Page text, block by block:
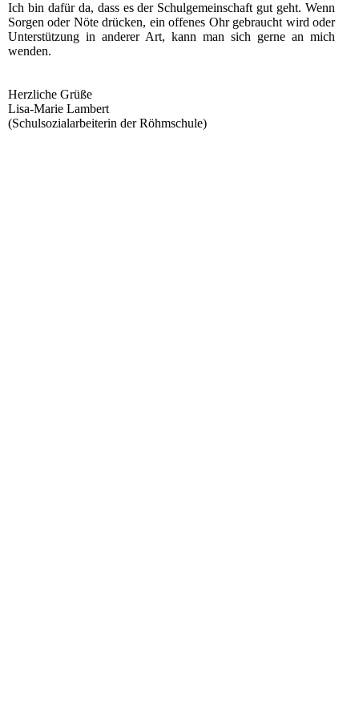
Ich bin dafür da, dass es der Schulgemeinschaft gut geht. Wenn
Sorgen oder Nöte drücken, ein offenes Ohr gebraucht wird oder
Unterstützung in anderer Art, kann man sich gerne an mich
wenden.
Herzliche Grüße
Lisa-Marie Lambert
(Schulsozialarbeiterin der Röhmschule)